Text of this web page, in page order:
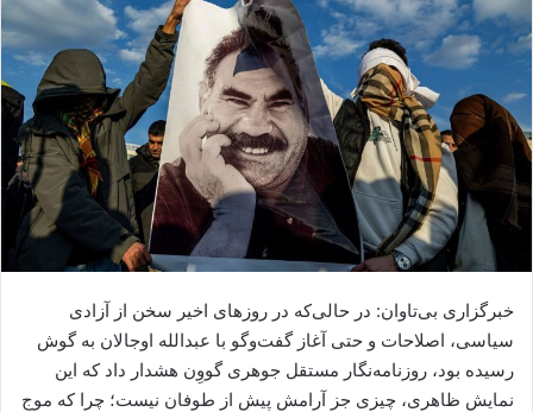
ل
ا
ی
م
ی
ل
خبرگزاری بی‌تاوان: در حالی‌که در روزهای اخیر سخن از آزادی
سیاسی، اصلاحات و حتی آغاز گفت‌وگو با عبدالله اوجالان به گوش
رسیده بود، روزنامه‌نگار مستقل جوهری گووِن هشدار داد که این
نمایش ظاهری، چیزی جز آرامش پیش از طوفان نیست؛ چرا که موج